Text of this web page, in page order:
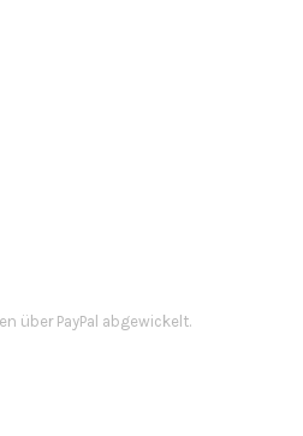
über PayPal abgewickelt.